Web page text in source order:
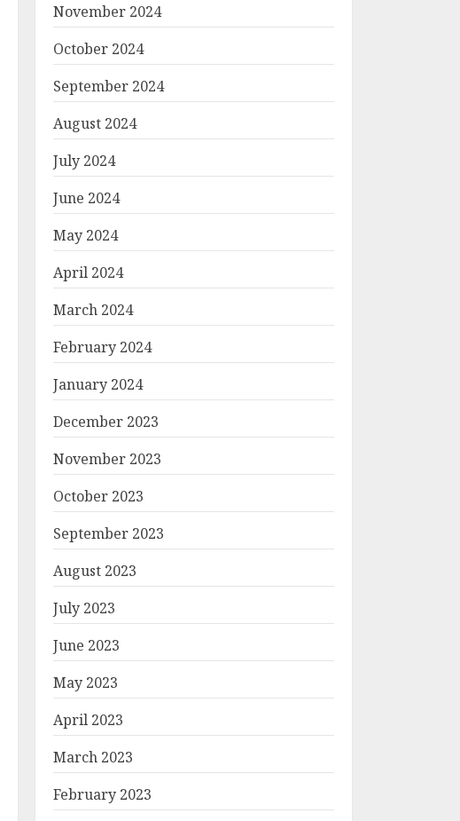
November 2024
October 2024
September 2024
August 2024
July 2024
June 2024
May 2024
April 2024
March 2024
February 2024
January 2024
December 2023
November 2023
October 2023
September 2023
August 2023
July 2023
June 2023
May 2023
April 2023
March 2023
February 2023